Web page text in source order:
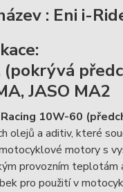
: Eni i-
(pokrývá
JASO MA2
10W-60
olejů a aditiv, které
motory s
provozním teplotám
pro použití v